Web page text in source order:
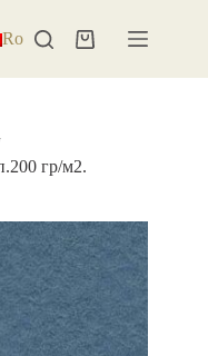
Ro Корзина
гр/м2.